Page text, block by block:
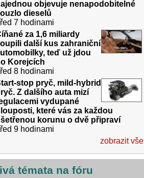
objevuje nenapodobitelné
dieselů
7 hodinami
za 1,6 miliardy
další kus zahraniční
teď už jdou
Korejcích
8 hodinami
stop pryč, mild-hybrid
Z dalšího auta mizí
vydupané
které vás za každou
korunu o dvě připraví
9 hodinami
zobrazit vše
témata na fóru